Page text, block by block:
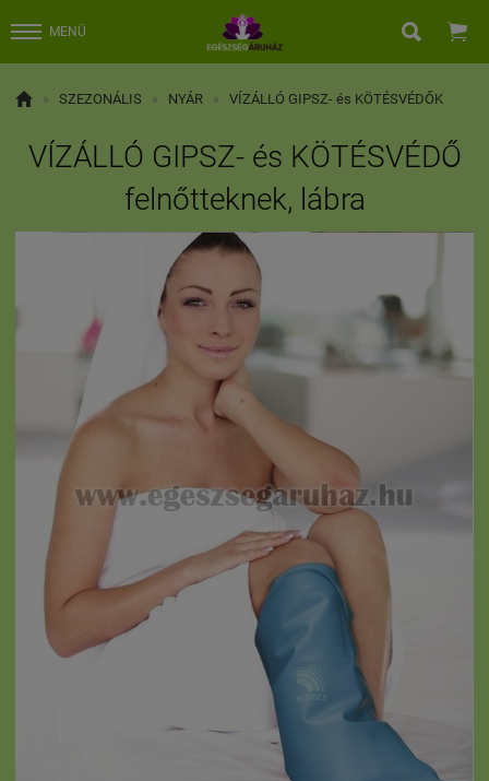
MENÜ  
 » SZEZONÁLIS » NYÁR » VÍZÁLLÓ GIPSZ- és KÖTÉSVÉDŐK
VÍZÁLLÓ GIPSZ- és KÖTÉSVÉDŐ
felnőtteknek, lábra